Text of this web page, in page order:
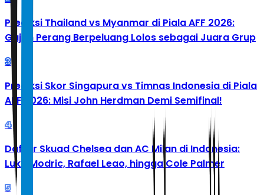
Prediksi Thailand vs Myanmar di Piala AFF 2026:
Gajah Perang Berpeluang Lolos sebagai Juara Grup
3
Prediksi Skor Singapura vs Timnas Indonesia di Piala
AFF 2026: Misi John Herdman Demi Semifinal!
4
Daftar Skuad Chelsea dan AC Milan di Indonesia:
Luka Modric, Rafael Leao, hingga Cole Palmer
5